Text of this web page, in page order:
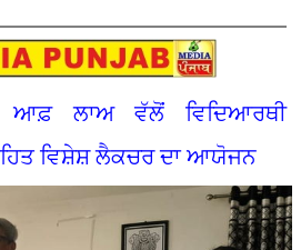
ਆਫ਼ ਲਾਅ ਵੱਲੋਂ ਵਿਦਿਆਰਥੀ
ਵਿਸ਼ੇਸ਼ ਲੈਕਚਰ ਦਾ ਆਯੋਜਨ